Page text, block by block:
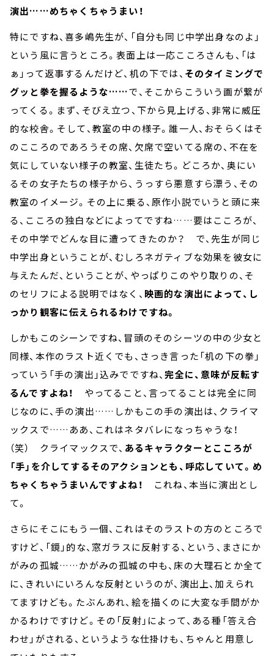
演出……めちゃくちゃうまい！
特にですね、喜多嶋先生が、「自分も同じ中学出身なのよ」
という風に言うところ。表面上は一応こころさんも、「は
ぁ」って返事するんだけど、机の下では、 そのタイミングで
グッと拳を握るような……で、そこからこういう画が繋が
ってくる。まず、そびえ立つ、下から見上げる、非常に威圧
的な校舎。そして、教室の中の様子。誰一人、おそらくはそ
のこころのであろうその席、欠席で空いてる席の、不在を
気にしていない様子の教室、生徒たち。どころか、奥にい
るその女子たちの様子から、うっすら悪意すら漂う、その
教室のイメージ。その上に乗る、原作小説でいうと頭に来
る、こころの独白などによってですね……要はこころが、
その中学でどんな目に遭ってきたのか？ で、先生が同じ
中学出身ということが、むしろネガティブな効果を彼女に
与えたんだ、ということが、やっぱりこのやり取りの、そ
のセリフによる説明ではなく、 映画的な演出によって、し
っかり観客に伝えられるわけですね。
しかもこのシーンですね、冒頭のそのシーツの中の少女と
同様、本作のラスト近くでも、さっき言った「机の下の拳」
っていう「手の演出」込みでですね、完全に、意味が反転す
るんですよね！ やってること、言ってることは完全に同
じなのに、手の演出……しかもこの手の演出は、クライマ
ックスで……ああ、これはネタバレになっちゃうな！
（笑） クライマックスで、 あるキャラクターとこころが
「手」を介してするそのアクションとも、呼応していて。め
ちゃくちゃうまいんですよね！ これね、本当に演出とし
て。
さらにそこにもう一個、これはそのラストの方のところで
すけど、「鏡」的な、窓ガラスに反射する、という、まさにか
がみの孤城……かがみの孤城の中も、床の大理石とか全て
に、きれいにいろんな反射というのが、演出上、加えられ
てますけども。たぶんあれ、絵を描くのに大変な手間がか
かるわけですけど。その「反射」によって、ある種「答え合
わせ」がされる、というような仕掛けも、ちゃんと用意し